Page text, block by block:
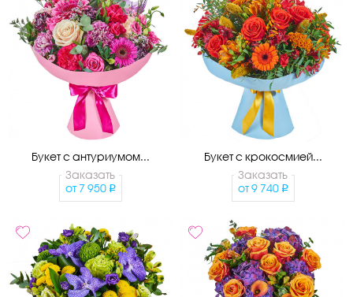
Букет с антуриумом...
Заказать
от 7 950
Букет с крокосмией...
Заказать
от 9 740